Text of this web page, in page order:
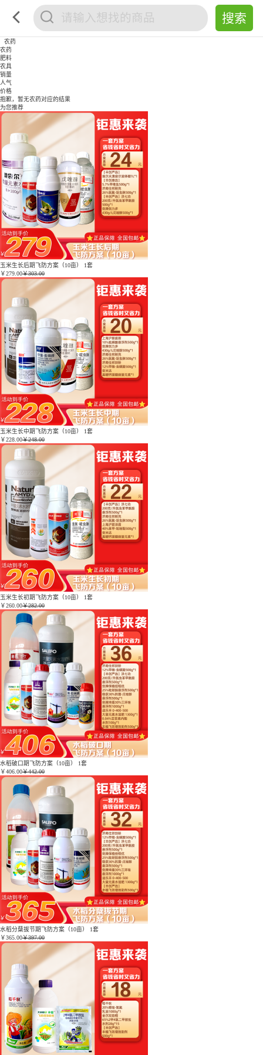
农药
农药
肥料
农具
销量
人气
价格
抱歉，暂无农药对应的结果
为您推荐
玉米生长后期飞防方案（10亩） 1套
￥279.00￥303.00
玉米生长中期飞防方案（10亩） 1套
￥228.00￥248.00
玉米生长初期飞防方案（10亩） 1套
￥260.00￥282.00
水稻破口期飞防方案（10亩） 1套
￥406.00￥442.00
水稻分蘖拔节期飞防方案（10亩） 1套
￥365.00￥397.00